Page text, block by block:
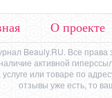
О проекте
Beauly.RU. Все
активной
или товаре по
отзывы уже есть, то